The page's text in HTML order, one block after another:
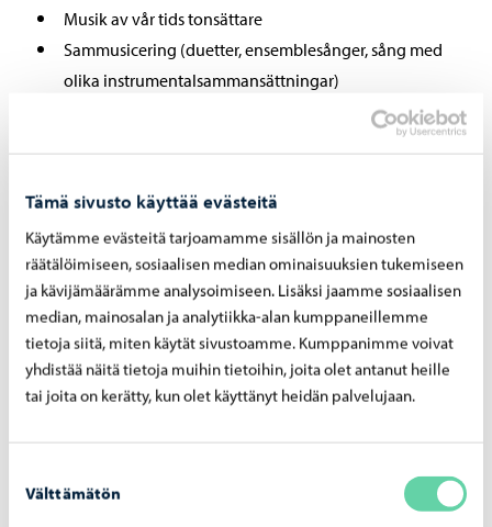
Tämä sivusto käyttää evästeitä
Käytämme evästeitä tarjoamamme sisällön ja mainosten
räätälöimiseen, sosiaalisen median ominaisuuksien tukemiseen
ja kävijämäärämme analysoimiseen. Lisäksi jaamme sosiaalisen
median, mainosalan ja analytiikka-alan kumppaneillemme
tietoja siitä, miten käytät sivustoamme. Kumppanimme voivat
yhdistää näitä tietoja muihin tietoihin, joita olet antanut heille
tai joita on kerätty, kun olet käyttänyt heidän palvelujaan.
valinta
Välttämätön
Musik av vår tids tonsättare
Sammusicering (duetter, ensemblesånger, sång med
olika instrumentalsammansättningar)
Komposition och improvisation enligt elevens och
ursprungsspråket. Om grundnivå 1 och 2 avläggs som en
helhet, är repertoaren omfattning minst 50 sånger.
Nivåprestationen är samma som i grundnivå 2.
Nivåprestation
Oppilas suunnittelee yhdessä opettajansa kanssa
planerar tillsammans med sin lärare ett mångsidigt